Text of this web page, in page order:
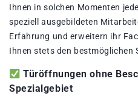
Ihnen in solchen Momenten
speziell ausgebildeten
Erfahrung und erweitern ihr
Ihnen stets den bestmöglichen
Türöffnungen ohne
Spezialgebiet